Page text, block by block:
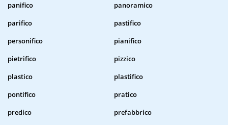
panifico
panoramico
parifico
pastifico
personifico
pianifico
pietrifico
pizzico
plastico
plastifico
pontifico
pratico
predico
prefabbrico